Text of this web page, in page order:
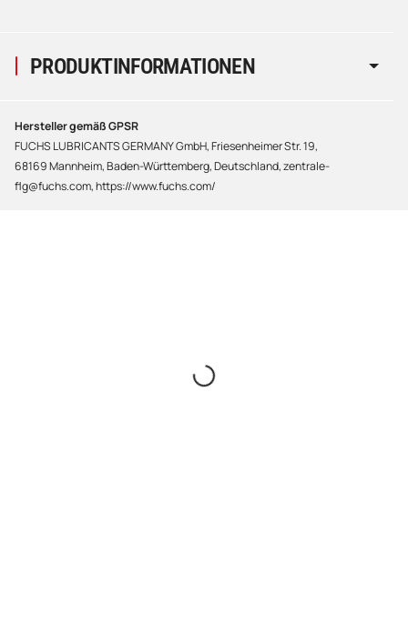
PRODUKTINFORMATIONEN
Hersteller gemäß GPSR
FUCHS LUBRICANTS GERMANY GmbH, Friesenheimer Str. 19,
68169 Mannheim, Baden-Württemberg, Deutschland, zentrale-
flg@fuchs.com, https://www.fuchs.com/